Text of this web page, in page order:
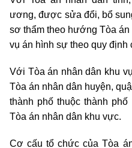
ương, được sửa đổi, bổ
sơ thẩm theo hướng Tòa
vụ án hình sự theo quy
Với Tòa án nhân dân khu
Tòa án nhân dân huyện,
thành phố thuộc thành
Tòa án nhân dân khu vực.
Cơ cấu tổ chức của Tòa